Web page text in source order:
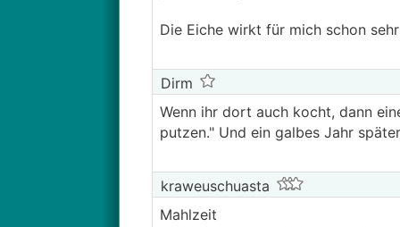
Die Eiche wirkt für mich schon
Dirm
Wenn ihr dort auch kocht, dann
putzen." Und ein galbes Jahr
kraweuschuasta
Mahlzeit